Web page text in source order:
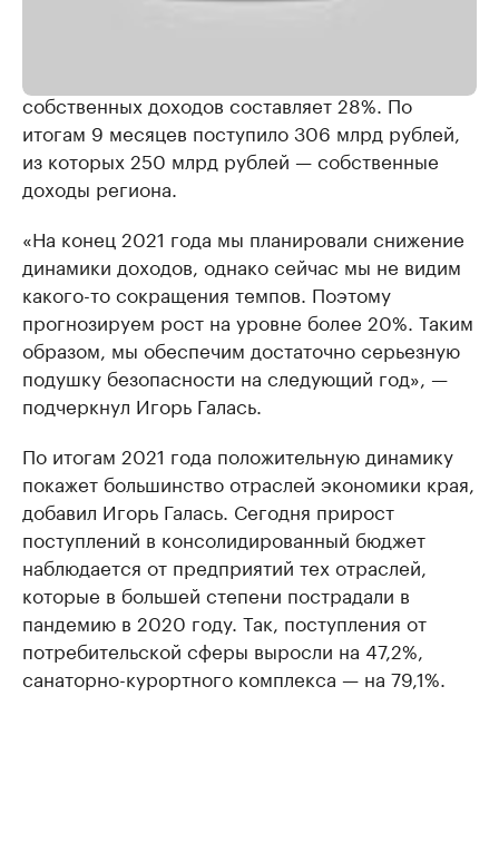
собственных доходов составляет 28%. По
итогам 9 месяцев поступило 306 млрд рублей,
из которых 250 млрд рублей — собственные
доходы региона.
«На конец 2021 года мы планировали снижение
динамики доходов, однако сейчас мы не видим
какого-то сокращения темпов. Поэтому
прогнозируем рост на уровне более 20%. Таким
образом, мы обеспечим достаточно серьезную
подушку безопасности на следующий год», —
подчеркнул Игорь Галась.
По итогам 2021 года положительную динамику
покажет большинство отраслей экономики края,
добавил Игорь Галась. Сегодня прирост
поступлений в консолидированный бюджет
наблюдается от предприятий тех отраслей,
которые в большей степени пострадали в
пандемию в 2020 году. Так, поступления от
потребительской сферы выросли на 47,2%,
санаторно-курортного комплекса — на 79,1%.